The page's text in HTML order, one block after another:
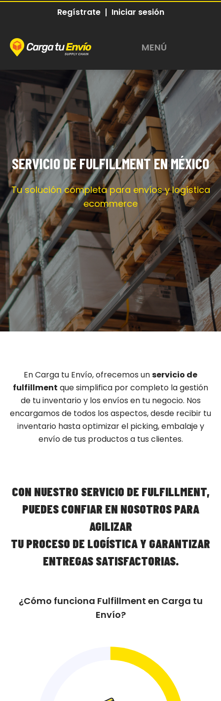
Regístrate Iniciar sesión
MENÚ
SERVICIO DE FULFILLMENT EN MÉXICO
Tu solución completa para envíos y logística
ecommerce
En Carga tu Envío, ofrecemos unservicio de
fulfillment que simplifica por completo la gestión
de tu inventario y los envíos en tu negocio. Nos
encargamos de todos los aspectos, desde recibir tu
inventario hasta optimizar el picking, embalaje y
envío de tus productos a tus clientes.
CON NUESTRO SERVICIO DE FULFILLMENT,
PUEDES CONFIAR EN NOSOTROS PARA
AGILIZAR
TU PROCESO DE LOGÍSTICA Y GARANTIZAR
ENTREGAS SATISFACTORIAS.
¿Cómo funciona Fulfillment en Carga tu
Envío?